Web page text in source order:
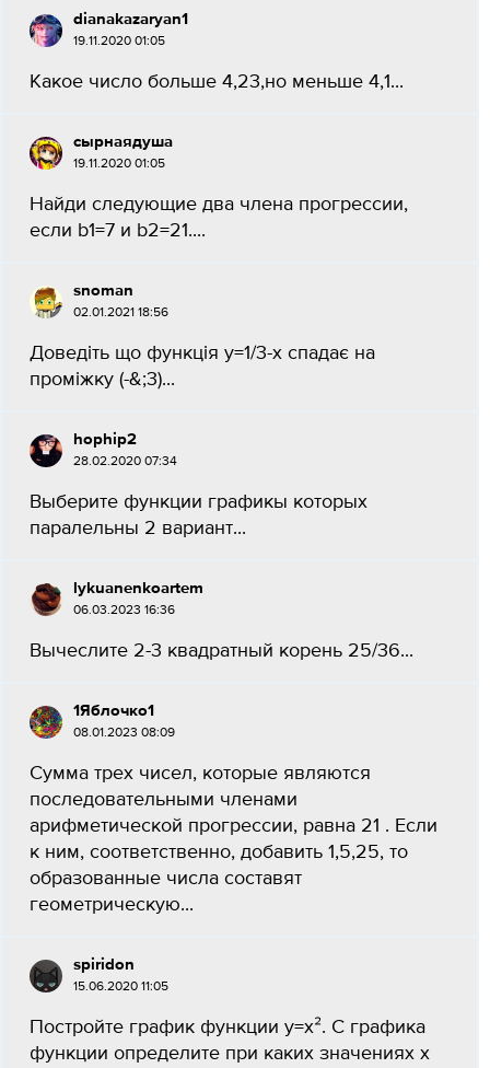
dianakazaryan1
19.11.2020 01:05
Какое число больше 4,23,но меньше 4,1...
сырнаядуша
19.11.2020 01:05
Найди следующие два члена прогрессии,
если b1=7 и b2=21....
snoman
02.01.2021 18:56
Доведіть що функція y=1/3-x спадає на
проміжку (-&;3)...
hophip2
28.02.2020 07:34
Выберите функции графикы которых
паралельны 2 вариант...
lykuanenkoartem
06.03.2023 16:36
Вычеслите 2-3 квадратный корень 25/36...
1Яблочко1
08.01.2023 08:09
Сумма трех чисел, которые являются
последовательными членами
арифметической прогрессии, равна 21 . Если
к ним, соответственно, добавить 1,5,25, то
образованные числа составят
геометрическую...
spiridon
15.06.2020 11:05
Постройте график функции y=x². С графика
функции определите при каких значениях x